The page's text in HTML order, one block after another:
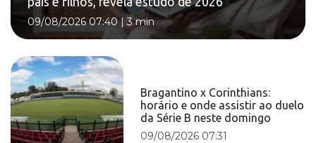
09/08/2026 07:40|3 min
Bragantino x Corinthians:
horário e onde assistir ao duelo
da Série B neste domingo
09/08/2026 07:31